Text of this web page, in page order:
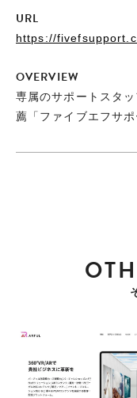
URL
https://
OVERVIEW
専属のサポートスタ
薦「ファイブエフサ